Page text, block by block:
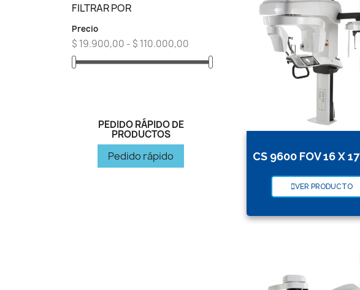
FILTRAR POR
Precio
$ 19.900,00 - $ 110.000,00
PEDIDO RÁPIDO DE
PRODUCTOS
Pedido rápido
VER PRODUCTO